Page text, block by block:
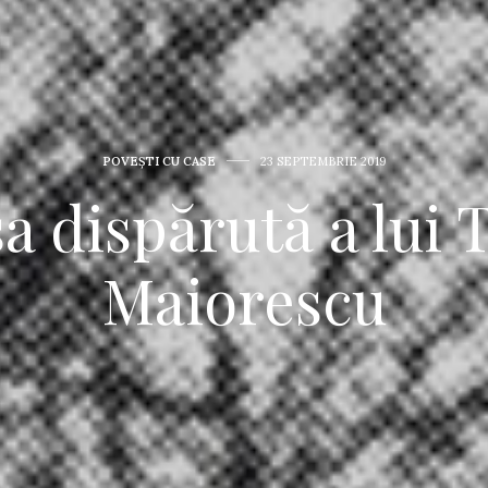
POVEŞTI CU CASE 23 SEPTEMBRIE 2019
dispărută a lui
Maiorescu